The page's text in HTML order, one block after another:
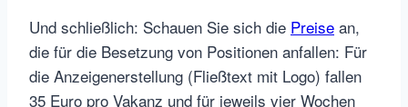
Und schließlich: Schauen Sie sich die Preise an,
die für die Besetzung von Positionen anfallen: Für
die Anzeigenerstellung (Fließtext mit Logo) fallen
35 Euro pro Vakanz und für jeweils vier Wochen